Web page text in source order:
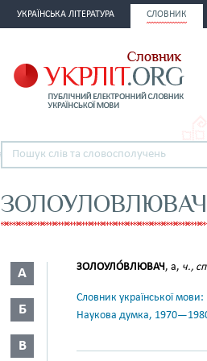
УКРАЇНСЬКА ЛІТЕРАТУРА СЛОВНИК
ЗОЛОУЛОВЛЮВАЧ
А
Б
В
ЗОЛОУЛО́ВЛЮВАЧ, а, ч.,
Словник української
Наукова думка,